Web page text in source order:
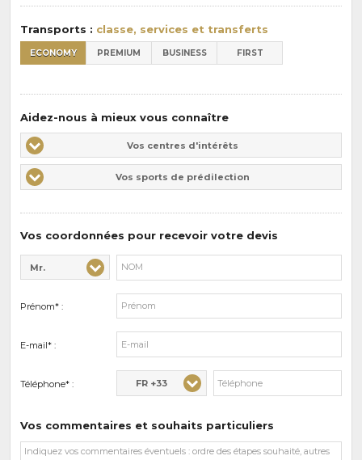
:
Transports : classe, services et transferts
ECONOMY PREMIUM BUSINESS FIRST
Aidez-nous à mieux vous connaître
Vos
centres
d'intérêts
Vos centres d'intérêts
Vos
sports
Vos sports de prédilection
Vos coordonnées pour recevoir votre devis
Civilité* :
Mr.
Nom* :
Prénom* :
E-mail* :
Téléphone* : FR +33
Vos commentaires et souhaits particuliers
Vos